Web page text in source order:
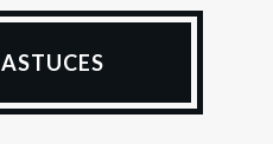
ASTUCES